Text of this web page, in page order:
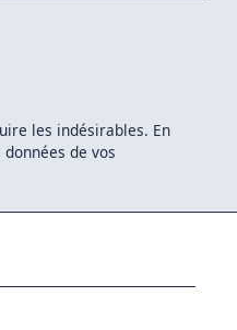
les indésirables. En
de vos